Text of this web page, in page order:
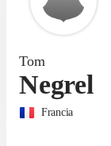
Tom
Negrel
Francia